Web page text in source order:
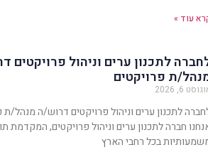
עוד »
לתכנון ערים וניהול פרויקטים
ת פרויקטים
6, 2026
לתכנון ערים וניהול פרויקטים דרוש/ה מנהל/ת
חברה לתכנון ערים וניהול פרויקטים, המקדמת
בכל רחבי הארץ